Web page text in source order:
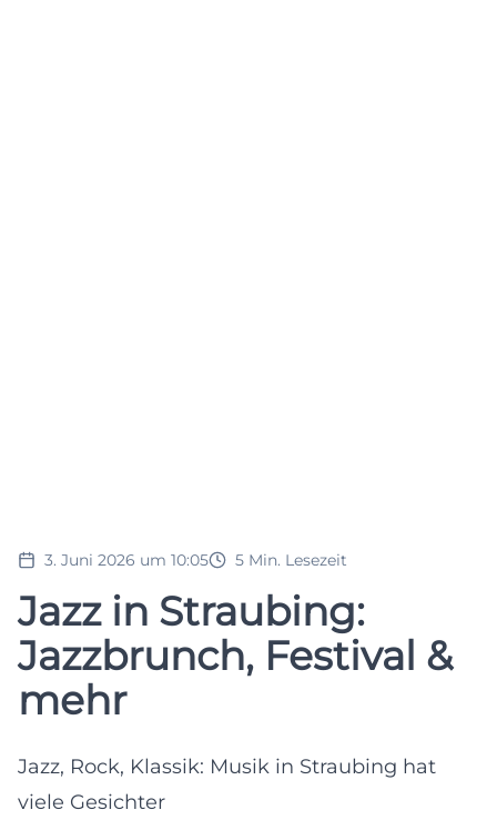
3. Juni 2026 um 10:05 5 Min. Lesezeit
Jazz in Straubing:
Jazzbrunch, Festival &
mehr
Jazz, Rock, Klassik: Musik in Straubing hat
viele Gesichter